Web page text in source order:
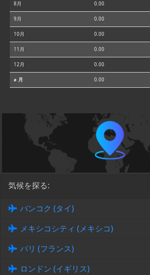
8月 0.00
9月 0.00
10月 0.00
11月 0.00
12月 0.00
⌀ 月 0.00
気候を探る:
バンコク (タイ)
メキシコシティ (メキシコ)
パリ (フランス)
ロンドン (イギリス)